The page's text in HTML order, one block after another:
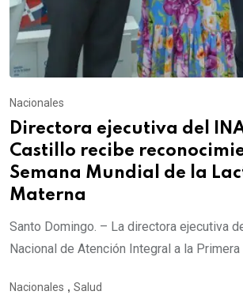
Nacionales
Directora ejecutiva del
Castillo recibe
Semana Mundial de la
Materna
Santo Domingo. – La directora ejecutiva
Nacional de Atención Integral a la Primera
Nacionales , Salud